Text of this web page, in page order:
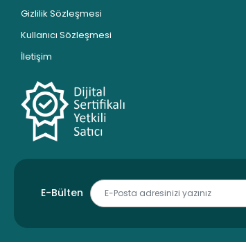
Gizlilik Sözleşmesi
Kullanıcı Sözleşmesi
İletişim
E-Bülten